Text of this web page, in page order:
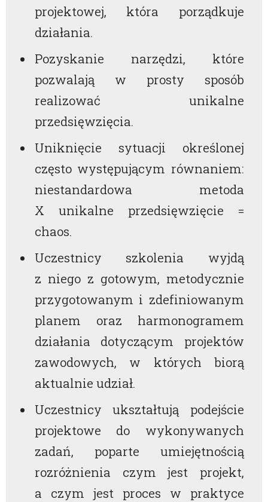
projektowej, która porządkuje
działania.
Pozyskanie narzędzi, które
pozwalają w prosty sposób
realizować unikalne
przedsięwzięcia.
Uniknięcie sytuacji określonej
często występującym równaniem:
niestandardowa metoda
X unikalne przedsięwzięcie =
chaos.
Uczestnicy szkolenia wyjdą
z niego z gotowym, metodycznie
przygotowanym i zdefiniowanym
planem oraz harmonogramem
działania dotyczącym projektów
zawodowych, w których biorą
aktualnie udział.
Uczestnicy ukształtują podejście
projektowe do wykonywanych
zadań, poparte umiejętnością
rozróżnienia czym jest projekt,
a czym jest proces w praktyce